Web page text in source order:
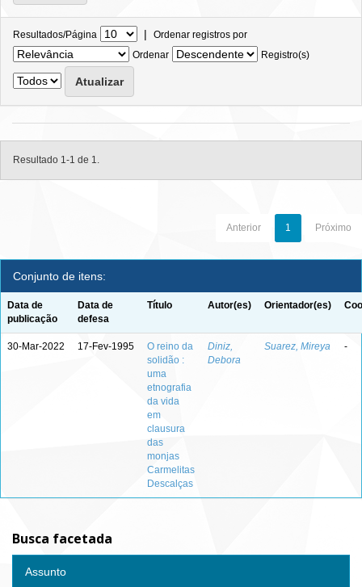
Resultados/Página | Ordenar registros por
Ordenar
Registro(s)
Resultado 1-1 de 1.
Anterior 1 Próximo
Conjunto de itens:
Data de
publicação
Data de
defesa
Título Autor(es) Orientador(es)
30-Mar-2022 17-Fev-1995
O reino da
solidão :
uma
etnografia
da vida
em
clausura
das
monjas
Carmelitas
Descalças
Diniz,
Debora
Suarez, Mireya -
Busca facetada
Assunto